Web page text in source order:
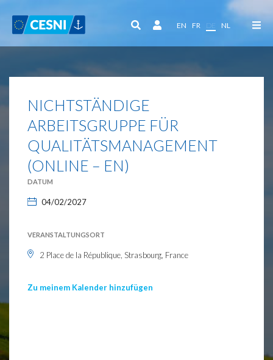
EN FR DE NL
NICHTSTÄNDIGE
ARBEITSGRUPPE FÜR
QUALITÄTSMANAGEMENT
(ONLINE – EN)
DATUM
04/02/2027
VERANSTALTUNGSORT
2 Place de la République, Strasbourg, France
Zu meinem Kalender hinzufügen